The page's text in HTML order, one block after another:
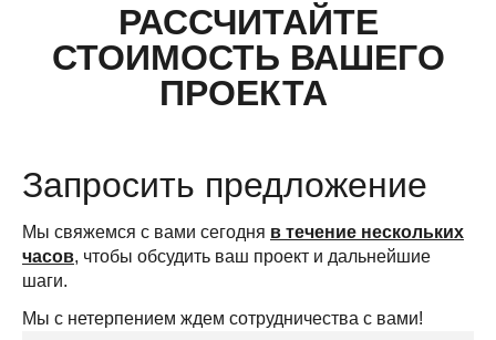
РАССЧИТАЙТЕ
СТОИМОСТЬ ВАШЕГО
ПРОЕКТА
Запросить предложение
Мы свяжемся с вами сегодня в течение нескольких
часов, чтобы обсудить ваш проект и дальнейшие
шаги.
Мы с нетерпением ждем сотрудничества с вами!